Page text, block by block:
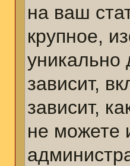
на ваш
крупное,
уникально
зависит,
зависит,
не можете